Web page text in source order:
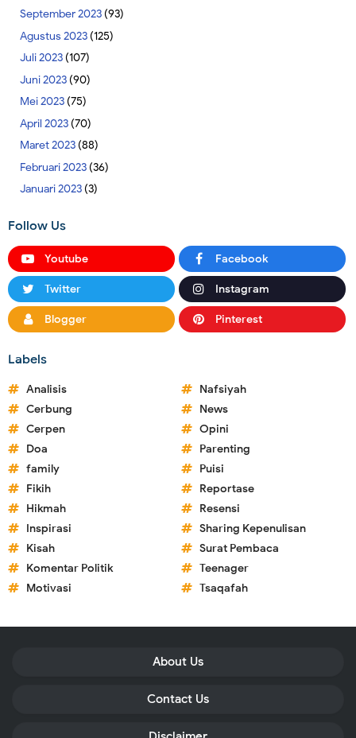
September 2023(93)
Agustus 2023(125)
Juli 2023(107)
Juni 2023(90)
Mei 2023(75)
April 2023(70)
Maret 2023(88)
Februari 2023(36)
Januari 2023(3)
Follow Us
Youtube Facebook
Twitter Instagram
Blogger Pinterest
Labels
Analisis
Cerbung
Cerpen
Doa
family
Fikih
Hikmah
Inspirasi
Kisah
Komentar Politik
Motivasi
Nafsiyah
News
Opini
Parenting
Puisi
Reportase
Resensi
Sharing Kepenulisan
Surat Pembaca
Teenager
Tsaqafah
About Us
Contact Us